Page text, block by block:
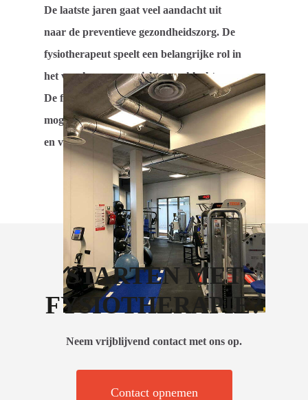
De laatste jaren gaat veel aandacht uit
naar de preventieve gezondheidszorg. De
fysiotherapeut speelt een belangrijke rol in
het voorkomen van ziekten en klachten.
De fysiotherapeut baseert zijn werk zoveel
mogelijk op wetenschappelijke inzichten
en vertaalt die kennis in zijn praktijk.
STARTEN MET
FYSIOTHERAPIE?
Neem vrijblijvend contact met ons op.
Contact opnemen